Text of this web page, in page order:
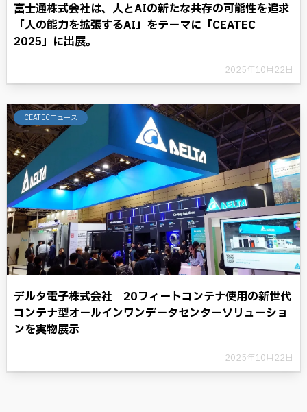
富士通株式会社は、人とAIの新たな共存の可能性を追求
「人の能力を拡張するAI」をテーマに「CEATEC
2025」に出展。
2025年10月22日
CEATECニュース
デルタ電子株式会社 20フィートコンテナ使用の新世代
コンテナ型オールインワンデータセンターソリューショ
ンを実物展示
2025年10月22日